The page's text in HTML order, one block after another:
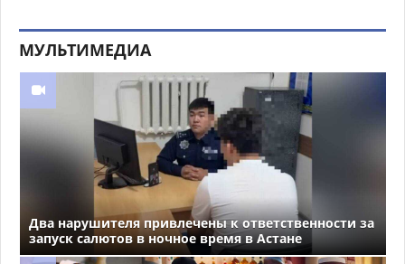
МУЛЬТИМЕДИА
Два нарушителя привлечены к ответственности за
запуск салютов в ночное время в Астане